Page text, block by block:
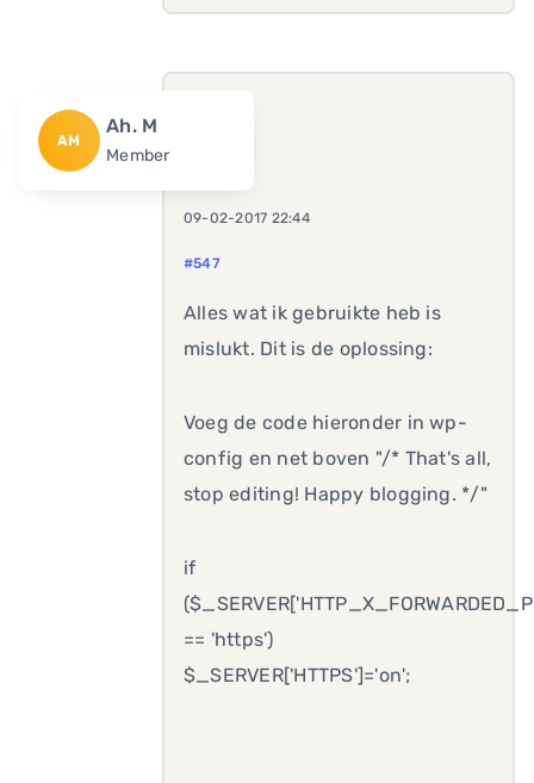
AM
Ah. M
Member
09-02-2017 22:44
#547
Alles wat ik gebruikte heb is
mislukt. Dit is de oplossing:
Voeg de code hieronder in wp-
config en net boven "/* That's all,
stop editing! Happy blogging. */"
if
== 'https')
$_SERVER['HTTPS']='on';